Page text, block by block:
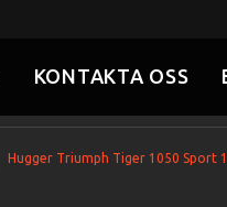
KONTAKTA OSS
Hugger Triumph Tiger 1050 Sport